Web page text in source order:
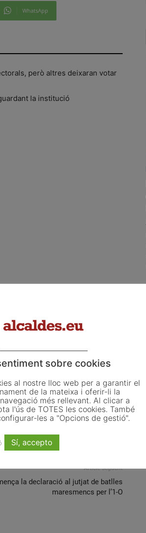
WhatsApp
però altres deixaran votar
la institució
WhatsApp
Article següent
la declaració al jutjat de batlles
maresmencs per l’1-O
sobre cookies
al nostre lloc web per a garantir el
de la mateixa i oferir-li la
més rellevant. Al clicar a
l'ús de TOTES les cookies. També
les a "Opcions de gestió".
Sí, accepto